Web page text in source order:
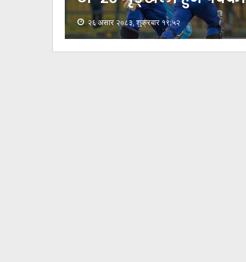
२६ असार २०८३, शुक्रबार १९:५२